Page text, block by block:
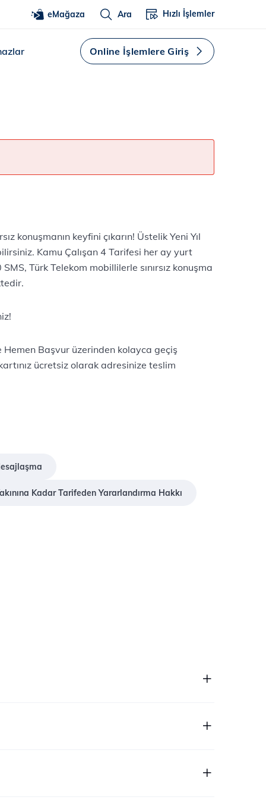
eMağaza Ara Hızlı İşlemler
Online İşlemlere Giriş
konuşmanın keyfini çıkarın! Üstelik Yeni Yıl
Kamu Çalışan 4 Tarifesi her ay yurt
Türk Telekom mobillilerle sınırsız konuşma
Hemen Başvur üzerinden kolayca geçiş
ücretsiz olarak adresinize teslim
Kadar Tarifeden Yararlandırma Hakkı